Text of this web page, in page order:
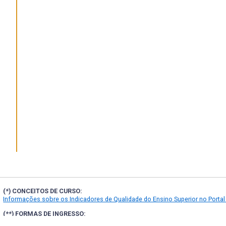
(*) CONCEITOS DE CURSO:
Informações sobre os Indicadores de Qualidade do Ensino Superior no Portal
(**) FORMAS DE INGRESSO: